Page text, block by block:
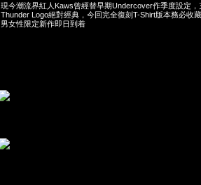
現今潮流界紅人Kaws曾經替早期Undercover作季度設定
Thunder Logo絕對經典，今回完全復刻T-Shirt版本務必收
男女性限定新作即日到着